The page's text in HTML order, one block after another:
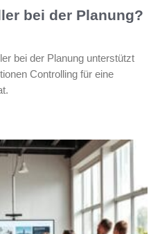
bei der Planung?
bei der Planung unterstützt
Controlling für eine